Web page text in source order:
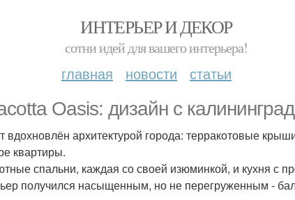
ИНТЕРЬЕР И ДЕКОР
сотни идей для вашего интерьера!
главная новости статьи
Oasis: дизайн с
вдохновлён архитектурой города: терракотовые
квартиры.
спальни, каждая со своей изюминкой, и кухня с
получился насыщенным, но не перегруженным -